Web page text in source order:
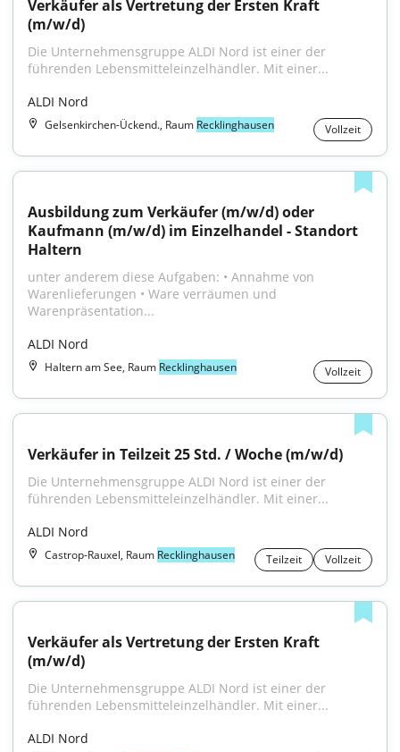
Verkäufer als Vertretung der Ersten Kraft
(m/w/d)
Die Unternehmensgruppe ALDI Nord ist einer der
führenden Lebensmitteleinzelhändler. Mit einer...
ALDI Nord
Gelsenkirchen-Ückend., Raum Recklinghausen Vollzeit
Ausbildung zum Verkäufer (m/w/d) oder
Kaufmann (m/w/d) im Einzelhandel - Standort
Haltern
unter anderem diese Aufgaben: • Annahme von
Warenlieferungen • Ware verräumen und
Warenpräsentation...
ALDI Nord
Haltern am See, Raum Recklinghausen Vollzeit
Verkäufer in Teilzeit 25 Std. / Woche (m/w/d)
Die Unternehmensgruppe ALDI Nord ist einer der
führenden Lebensmitteleinzelhändler. Mit einer...
ALDI Nord
Castrop-Rauxel, Raum Recklinghausen Teilzeit Vollzeit
Verkäufer als Vertretung der Ersten Kraft
(m/w/d)
Die Unternehmensgruppe ALDI Nord ist einer der
führenden Lebensmitteleinzelhändler. Mit einer...
ALDI Nord